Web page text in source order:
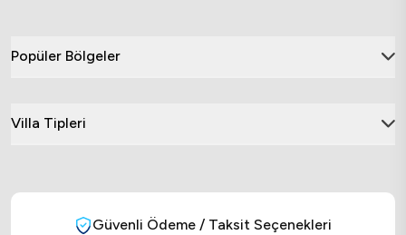
Popüler Bölgeler
Villa Tipleri
Güvenli Ödeme / Taksit Seçenekleri